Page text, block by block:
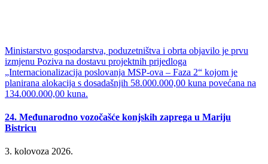
Ministarstvo gospodarstva, poduzetništva i obrta objavilo je prvu
izmjenu Poziva na dostavu projektnih prijedloga
„Internacionalizacija poslovanja MSP-ova – Faza 2“ kojom je
planirana alokacija s dosadašnjih 58.000.000,00 kuna povećana na
134.000.000,00 kuna.
24. Međunarodno vozočašće konjskih zaprega u Mariju
Bistricu
3. kolovoza 2026.